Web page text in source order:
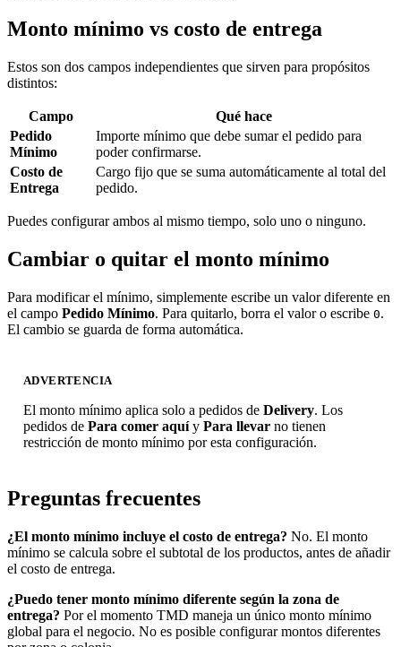
Monto mínimo vs costo de entrega
Estos son dos campos independientes que sirven para propósitos
distintos:
Campo
Qué hace
Pedido
Mínimo
Importe mínimo que debe sumar el pedido para
poder confirmarse.
Costo de
Entrega
Cargo fijo que se suma automáticamente al total del
pedido.
Puedes configurar ambos al mismo tiempo, solo uno o ninguno.
Cambiar o quitar el monto mínimo
Para modificar el mínimo, simplemente escribe un valor diferente en
el campo Pedido Mínimo. Para quitarlo, borra el valor o escribe 0.
El cambio se guarda de forma automática.
ADVERTENCIA
El monto mínimo aplica solo a pedidos de Delivery. Los
pedidos de Para comer aquíy Para llevar no tienen
restricción de monto mínimo por esta configuración.
Preguntas frecuentes
¿El monto mínimo incluye el costo de entrega? No. El monto
mínimo se calcula sobre el subtotal de los productos, antes de añadir
el costo de entrega.
¿Puedo tener monto mínimo diferente según la zona de
entrega? Por el momento TMD maneja un único monto mínimo
global para el negocio. No es posible configurar montos diferentes